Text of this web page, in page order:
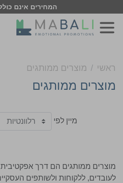
המחירים אינם
ראשי מוצרים ממותגים
מוצרים ממותגים
מיין לפי
מוצרים ממותגים הם דרך
לעובדים, ללקוחות ולשותפים